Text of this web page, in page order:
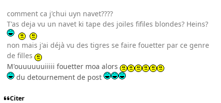
comment ca j'chui uyn navet????
T'as deja vu un navet ki tape des joiles fifiles blondes? Heins?
non mais j'ai déjà vu des tigres se faire fouetter par ce genre
de filles
M'ouuuuuuiiiii fouetter moa alors
du detournement de post
Citer